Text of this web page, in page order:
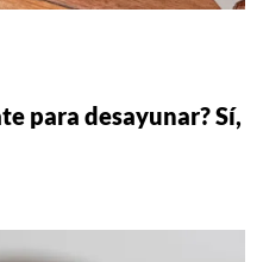
para desayunar? Sí,